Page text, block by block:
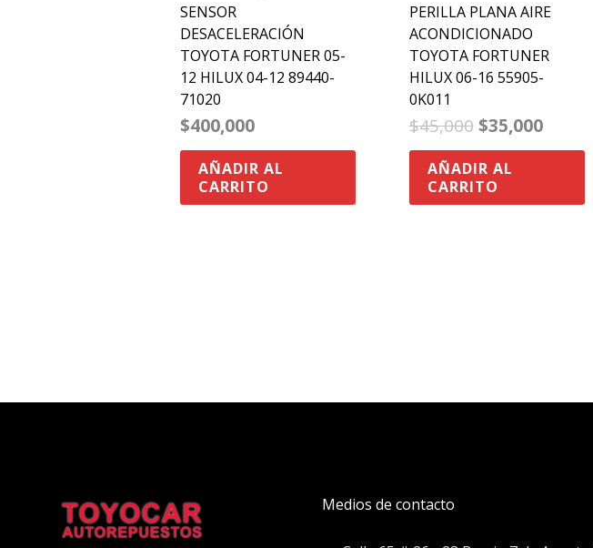
SENSOR
DESACELERACIÓN
TOYOTA FORTUNER 05-
12 HILUX 04-12 89440-
71020
$400,000
AÑADIR AL
CARRITO
PERILLA PLANA AIRE
ACONDICIONADO
TOYOTA FORTUNER
HILUX 06-16 55905-
0K011
$45,000 $35,000
AÑADIR AL
CARRITO
Medios de contacto